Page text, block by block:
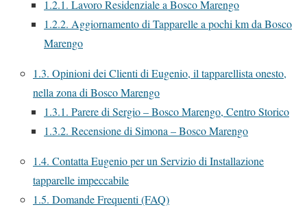
1.2.1. Lavoro Residenziale a Bosco Marengo
1.2.2. Aggiornamento di Tapparelle a pochi km da Bosco
Marengo
1.3. Opinioni dei Clienti di Eugenio, il tapparellista onesto,
nella zona di Bosco Marengo
1.3.1. Parere di Sergio – Bosco Marengo, Centro Storico
1.3.2. Recensione di Simona – Bosco Marengo
1.4. Contatta Eugenio per un Servizio di Installazione
tapparelle impeccabile
1.5. Domande Frequenti (FAQ)